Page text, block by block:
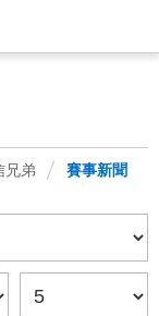
兄弟 賽事新聞